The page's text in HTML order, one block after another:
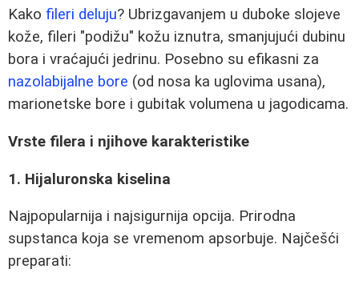
Kako fileri deluju? Ubrizgavanjem u duboke slojeve
kože, fileri "podižu" kožu iznutra, smanjujući dubinu
bora i vraćajući jedrinu. Posebno su efikasni za
nazolabijalne bore (od nosa ka uglovima usana),
marionetske bore i gubitak volumena u jagodicama.
Vrste filera i njihove karakteristike
1. Hijaluronska kiselina
Najpopularnija i najsigurnija opcija. Prirodna
supstanca koja se vremenom apsorbuje. Najčešći
preparati: